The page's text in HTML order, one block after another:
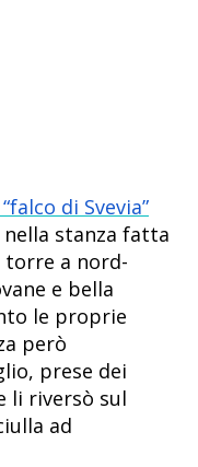
di Svevia”
stanza fatta
torre a nord-
e bella
le proprie
però
prese dei
li riversò sul
ad